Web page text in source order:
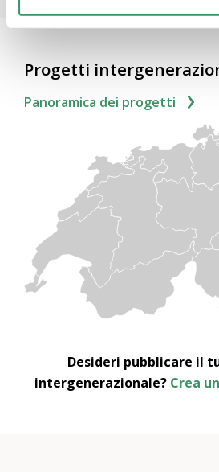
Progetti
Panoramica dei progetti
Desideri pubblicare il
intergenerazionale? Crea